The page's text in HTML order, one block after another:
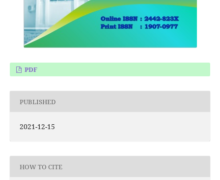
PDF
PUBLISHED
2021-12-15
HOW TO CITE